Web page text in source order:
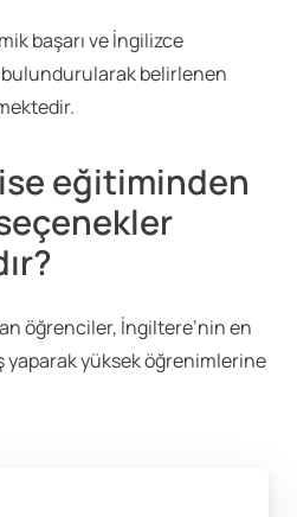
başarı ve İngilizce
belirlenen
eğitiminden
öğrenciler, İngiltere’nin en
yüksek öğrenimlerine